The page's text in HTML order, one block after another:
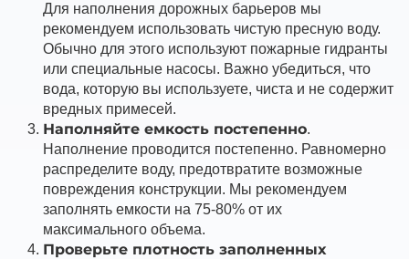
Для наполнения дорожных барьеров мы
рекомендуем использовать чистую пресную воду.
Обычно для этого используют пожарные гидранты
или специальные насосы. Важно убедиться, что
вода, которую вы используете, чиста и не содержит
вредных примесей.
Наполняйте емкость постепенно.
Наполнение проводится постепенно. Равномерно
распределите воду, предотвратите возможные
повреждения конструкции. Мы рекомендуем
заполнять емкости на 75-80% от их
максимального объема.
Проверьте плотность заполненных